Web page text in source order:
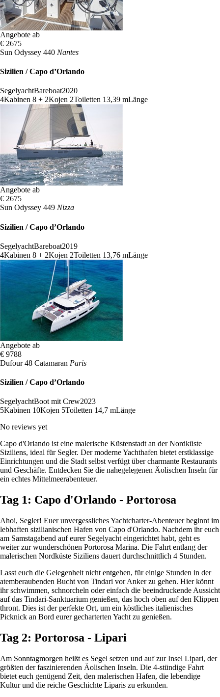
Angebote ab
€ 2675
Sun Odyssey 440 Nantes
Sizilien / Capo d’Orlando
SegelyachtBareboat2020
4Kabinen 8 + 2Kojen 2Toiletten 13,39 mLänge
Angebote ab
€ 2675
Sun Odyssey 449 Nizza
Sizilien / Capo d’Orlando
SegelyachtBareboat2019
4Kabinen 8 + 2Kojen 2Toiletten 13,76 mLänge
Angebote ab
€ 9788
Dufour 48 Catamaran Paris
Sizilien / Capo d’Orlando
SegelyachtBoot mit Crew2023
5Kabinen 10Kojen 5Toiletten 14,7 mLänge
No reviews yet
Capo d'Orlando ist eine malerische Küstenstadt an der Nordküste
Siziliens, ideal für Segler. Der moderne Yachthafen bietet erstklassige
Einrichtungen und die Stadt selbst verfügt über charmante Restaurants
und Geschäfte. Entdecken Sie die nahegelegenen Äolischen Inseln für
ein echtes Mittelmeerabenteuer.
Tag 1: Capo d'Orlando - Portorosa
Ahoi, Segler! Euer unvergessliches Yachtcharter-Abenteuer beginnt im
lebhaften sizilianischen Hafen von Capo d'Orlando. Nachdem ihr euch
am Samstagabend auf eurer Segelyacht eingerichtet habt, geht es
weiter zur wunderschönen Portorosa Marina. Die Fahrt entlang der
malerischen Nordküste Siziliens dauert durchschnittlich 4 Stunden.
Lasst euch die Gelegenheit nicht entgehen, für einige Stunden in der
atemberaubenden Bucht von Tindari vor Anker zu gehen. Hier könnt
ihr schwimmen, schnorcheln oder einfach die beeindruckende Aussicht
auf das Tindari-Sanktuarium genießen, das hoch oben auf den Klippen
thront. Dies ist der perfekte Ort, um ein köstliches italienisches
Picknick an Bord eurer gecharterten Yacht zu genießen.
Tag 2: Portorosa - Lipari
Am Sonntagmorgen heißt es Segel setzen und auf zur Insel Lipari, der
größten der faszinierenden Äolischen Inseln. Die 4-stündige Fahrt
bietet euch genügend Zeit, den malerischen Hafen, die lebendige
Kultur und die reiche Geschichte Liparis zu erkunden.